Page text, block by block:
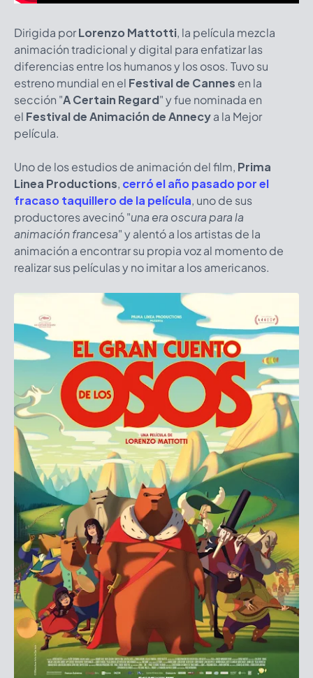
Dirigida porLorenzo Mattotti, la película mezcla
animación tradicional y digital para enfatizar las
diferencias entre los humanos y los osos. Tuvo su
estreno mundial en el Festival de Cannes en la
sección "A Certain Regard" y fue nominada en
el Festival de Animación de Annecya la Mejor
película.
Uno de los estudios de animación del film, Prima
Linea Productions, cerró el año pasado por el
fracaso taquillero de la película, uno de sus
productores avecinó "una era oscura para la
animación francesa" y alentó a los artistas de la
animación a encontrar su propia voz al momento de
realizar sus películas y no imitar a los americanos.